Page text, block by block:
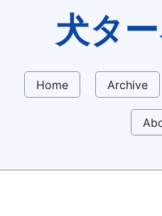
犬タ
Home Archive